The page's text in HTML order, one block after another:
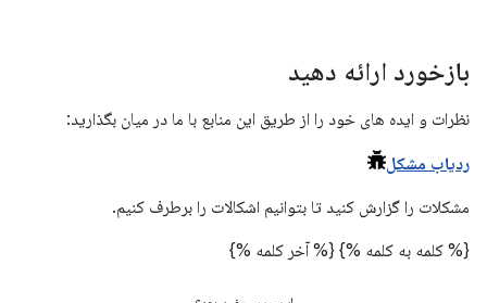
بازخورد ارائه دهید
نظرات و ایده های خود را از طریق این منابع با ما در میان بگذارید:
ردیاب مشکل
مشکلات را گزارش کنید تا بتوانیم اشکالات را برطرف کنیم.
{% کلمه به کلمه %} {% آخر کلمه %}